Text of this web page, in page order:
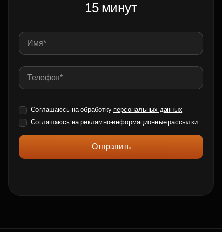
15 минут
Соглашаюсь на обработку персональных данных
Соглашаюсь нарекламно-информационные рассылки
Отправить